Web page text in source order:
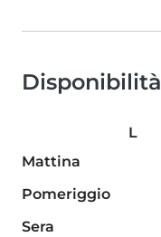
Disponibilità
L
Mattina
Pomeriggio
Sera